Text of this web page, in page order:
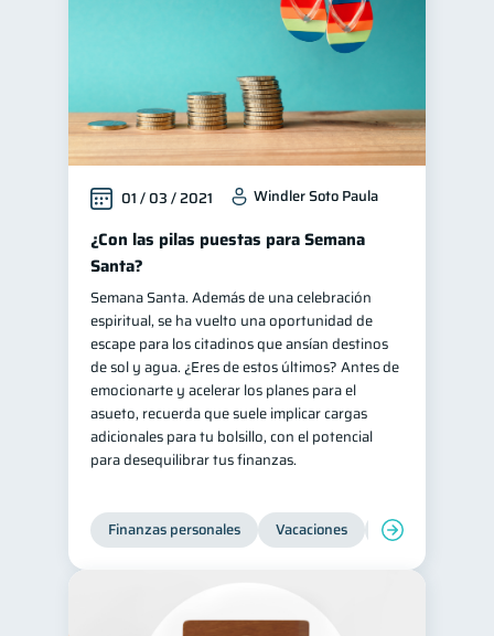
01 / 03 / 2021 Windler Soto Paula
¿Con las pilas puestas para Semana
Santa?
Semana Santa. Además de una celebración
espiritual, se ha vuelto una oportunidad de
escape para los citadinos que ansían destinos
de sol y agua. ¿Eres de estos últimos? Antes de
emocionarte y acelerar los planes para el
asueto, recuerda que suele implicar cargas
adicionales para tu bolsillo, con el potencial
para desequilibrar tus finanzas.
Finanzas personales Vacaciones Organización